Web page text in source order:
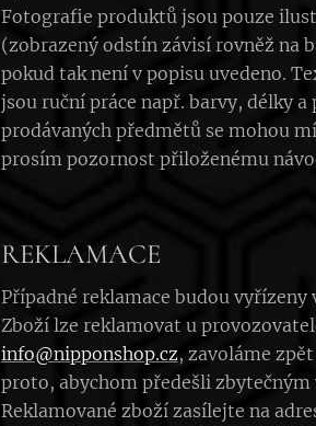
Fotografie produktů jsou pouze
(zobrazený odstín závisí rovněž na
pokud tak není v popisu uvedeno.
jsou ruční práce např. barvy, délky
prodávaných předmětů se mohou
prosím pozornost přiloženému
REKLAMACE
Případné reklamace budou vyřízeny
Zboží lze reklamovat u
info@nipponshop.cz, zavoláme
proto, abychom předešli
Reklamované zboží zasílejte na